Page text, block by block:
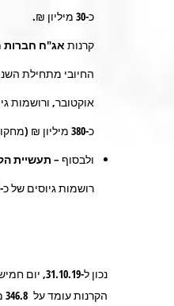
כ-30 מיליון ₪.
קרנות אג"ח חברות
החיובי מתחילת
אוקטובר, ורושמות
כ-380 מיליון ₪
ולבסוף – תעשיית
רושמות גיוסים של כ-
נכון ל-
הקרנות עומד על 346.8